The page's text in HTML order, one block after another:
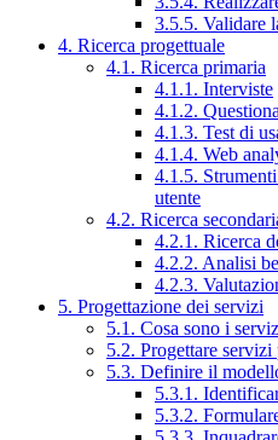
3.5.5. Validare
4. Ricerca progettuale
4.1. Ricerca primaria
4.1.1. Interviste
4.1.2.
4.1.3. Test di
4.1.4. Web
4.1.5.
utente
4.2. Ricerca
4.2.1. Ricerca
4.2.2. Analisi
4.2.3.
5. Progettazione dei servizi
5.1. Cosa sono i
5.2. Progettare
5.3. Definire il
5.3.1.
5.3.2.